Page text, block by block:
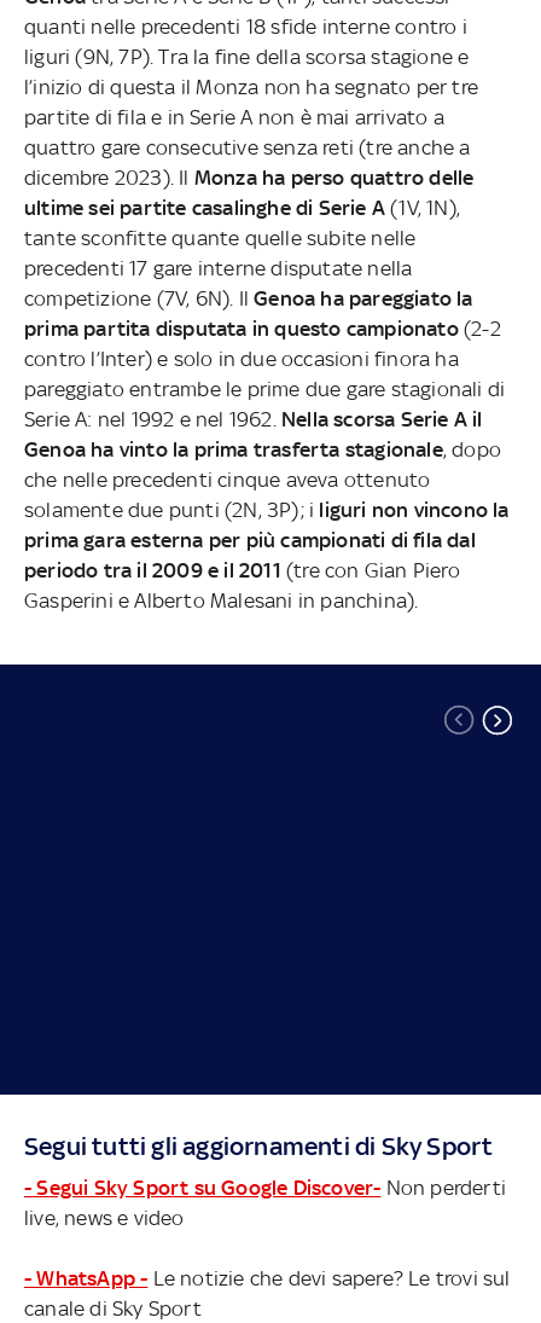
quanti nelle precedenti 18 sfide interne contro i
liguri (9N, 7P). Tra la fine della scorsa stagione e
l’inizio di questa il Monza non ha segnato per tre
partite di fila e in Serie A non è mai arrivato a
quattro gare consecutive senza reti (tre anche a
dicembre 2023). Il Monza ha perso quattro delle
ultime sei partite casalinghe di Serie A (1V, 1N),
tante sconfitte quante quelle subite nelle
precedenti 17 gare interne disputate nella
competizione (7V, 6N). IlGenoa ha pareggiato la
prima partita disputata in questo campionato(2-2
contro l’Inter) e solo in due occasioni finora ha
pareggiato entrambe le prime due gare stagionali di
Serie A: nel 1992 e nel 1962. Nella scorsa Serie A il
Genoa ha vinto la prima trasferta stagionale, dopo
che nelle precedenti cinque aveva ottenuto
solamente due punti (2N, 3P); i liguri non vincono la
prima gara esterna per più campionati di fila dal
periodo tra il 2009 e il 2011 (tre con Gian Piero
Gasperini e Alberto Malesani in panchina).
Segui tutti gli aggiornamenti di Sky Sport
- Segui Sky Sport su Google Discover- Non perderti
live, news e video
- WhatsApp - Le notizie che devi sapere? Le trovi sul
canale di Sky Sport